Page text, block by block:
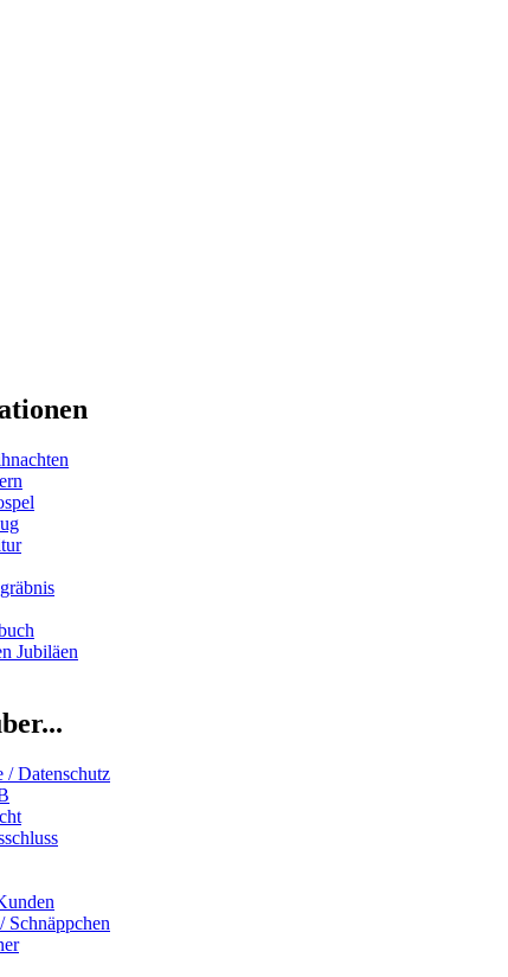
Jubiläen
/ Datenschutz
Schnäppchen